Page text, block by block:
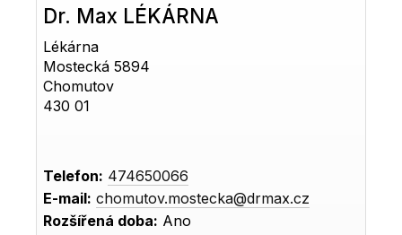
Dr. Max LÉKÁRNA
Lékárna
Mostecká 5894
Chomutov
430 01
Telefon: 474650066
E-mail: chomutov.mostecka@drmax.cz
Rozšířená doba: Ano